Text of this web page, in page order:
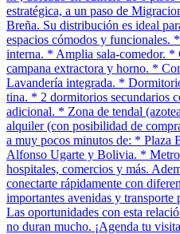
estratégica, a un paso de
Breña. Su distribución es ideal
espacios cómodos y funcionales.
interna. * Amplia sala-comedor. *
campana extractora y horno. *
Lavandería integrada. *
tina. * 2 dormitorios secundarios
adicional. * Zona de tendal
alquiler (con posibilidad de
a muy pocos minutos de: * Plaza
Alfonso Ugarte y Bolivia. *
hospitales, comercios y más.
conectarte rápidamente con
importantes avenidas y
Las oportunidades con esta
no duran mucho. ¡Agenda tu